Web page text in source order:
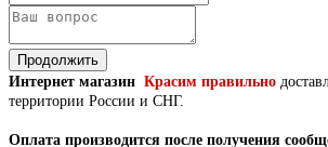
Продолжить
Интернет магазин Красим правильно
территории России и СНГ.
Оплата производится после получения